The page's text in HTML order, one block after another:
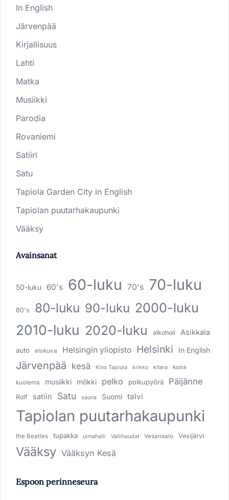
In English
Järvenpää
Kirjallisuus
Lahti
Matka
Musiikki
Parodia
Rovaniemi
Satiiri
Satu
Tapiola Garden City in English
Tapiolan puutarhakaupunki
Vääksy
Avainsanat
50-luku 60's 60-luku 70's 70-luku
80's 80-luku 90-luku 2000-luku
2010-luku 2020-luku alkoholi Asikkala
auto elokuva Helsingin yliopisto Helsinki In English
Järvenpää kesä Kino Tapiola kirkko kitara koira
kuolema musiikki mökki pelko polkupyörä Päijänne
Rolf satiiri Satu sauna Suomi talvi
Tapiolan puutarhakaupunki
the Beatles tupakka uimahalli Vallihaudat Vesansalo Vesijärvi
Vääksy Vääksyn Kesä
Espoon perinneseura